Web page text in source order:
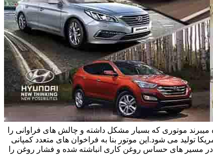
خودروهای هیوندای و سوناتا و اپتیما بحث می کنیم.این خودروها در ایران از موتور تتا 2 چهار سیلندر 2/4 لیتری بهره میبرند موتوری که بسیار مشکل داشته و چالش های فراوانی را
تولید می شود.این موتور بنا به فراخوان های متعدد کمپانی
در مسیر های حساس روغن کاری انباشته شده و فشار روغن را